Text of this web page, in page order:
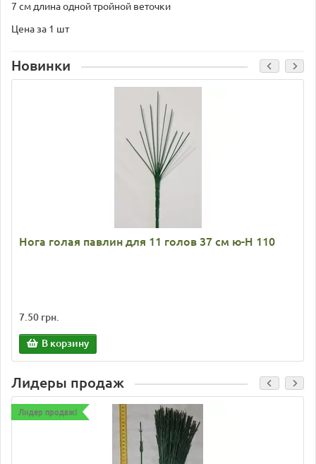
7 см длина одной тройной веточки
Цена за 1 шт
Новинки
Нога голая павлин для 11 голов 37 см ю-Н 110
7.50 грн.
В корзину
Лидеры продаж
Лидер продаж!